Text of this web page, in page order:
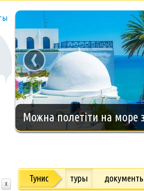
Новогодний тур на
‹
X
Тунис туры